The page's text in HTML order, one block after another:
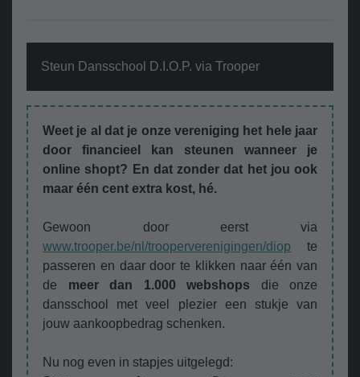
Steun Dansschool D.I.O.P. via Trooper
Weet je al dat je onze vereniging het hele jaar
door financieel kan steunen wanneer je
online shopt? En dat zonder dat het jou ook
maar één cent extra kost, hé.
Gewoon door eerst via
www.trooper.be/nl/trooperverenigingen/diop te
passeren en daar door te klikken naar één van
de meer dan 1.000 webshops die onze
dansschool met veel plezier een stukje van
jouw aankoopbedrag schenken.
Nu nog even in stapjes uitgelegd: